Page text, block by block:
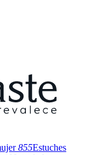
855Estuches